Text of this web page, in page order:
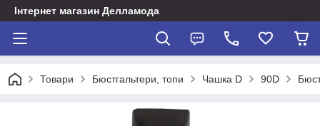
Інтернет магазин Делламода
Товари Бюстгальтери, топи Чашка D 90D